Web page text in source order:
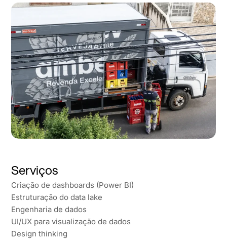
Serviços
Criação de dashboards (Power BI)
Estruturação do data lake
Engenharia de dados
UI/UX para visualização de dados
Design thinking